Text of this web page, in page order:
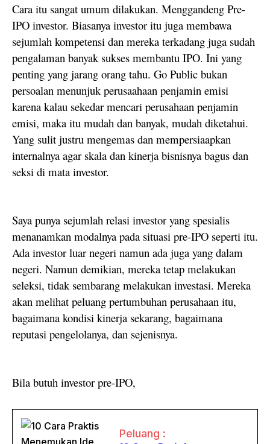
Cara itu sangat umum dilakukan. Menggandeng Pre-
IPO investor. Biasanya investor itu juga membawa
sejumlah kompetensi dan mereka terkadang juga sudah
pengalaman banyak sukses membantu IPO. Ini yang
penting yang jarang orang tahu. Go Public bukan
persoalan menunjuk perusaahaan penjamin emisi
karena kalau sekedar mencari perusahaan penjamin
emisi, maka itu mudah dan banyak, mudah diketahui.
Yang sulit justru mengemas dan mempersiaapkan
internalnya agar skala dan kinerja bisnisnya bagus dan
seksi di mata investor.
Saya punya sejumlah relasi investor yang spesialis
menanamkan modalnya pada situasi pre-IPO seperti itu.
Ada investor luar negeri namun ada juga yang dalam
negeri. Namun demikian, mereka tetap melakukan
seleksi, tidak sembarang melakukan investasi. Mereka
akan melihat peluang pertumbuhan perusahaan itu,
bagaimana kondisi kinerja sekarang, bagaimana
reputasi pengelolanya, dan sejenisnya.
Bila butuh investor pre-IPO,
Peluang :